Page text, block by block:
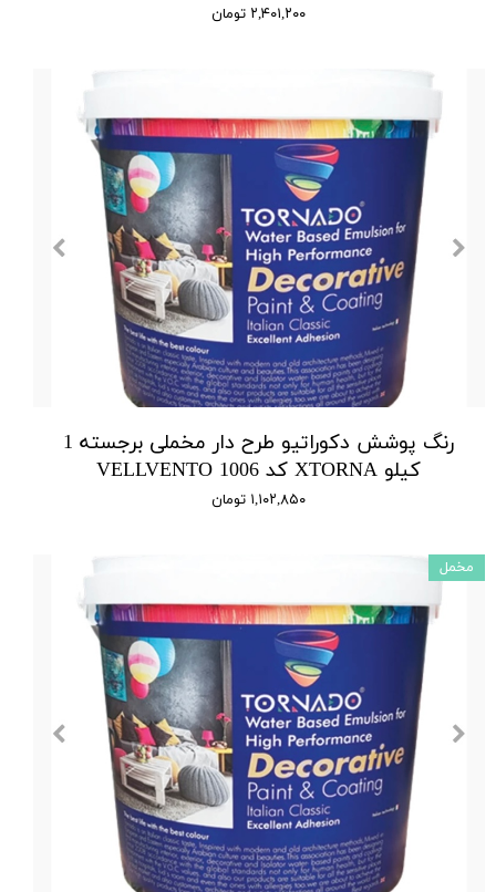
۲,۴۰۱,۲۰۰ تومان
رنگ پوشش دکوراتیو طرح دار مخملی برجسته 1
کیلو XTORNA کد 1006 VELLVENTO
۱,۱۰۲,۸۵۰ تومان
مخمل